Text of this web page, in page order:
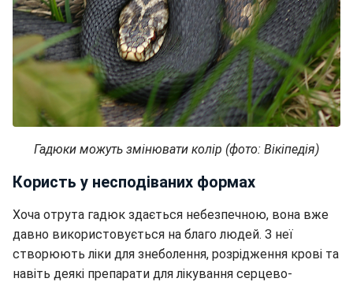
Гадюки можуть змінювати колір (фото: Вікіпедія)
Користь у несподіваних формах
Хоча отрута гадюк здається небезпечною, вона вже
давно використовується на благо людей. З неї
створюють ліки для знеболення, розрідження крові та
навіть деякі препарати для лікування серцево-